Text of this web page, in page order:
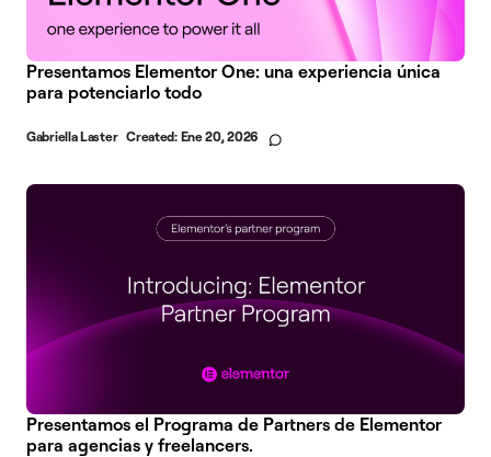
Presentamos Elementor One: una experiencia única
para potenciarlo todo
Gabriella Laster Created: Ene 20, 2026
Presentamos el Programa de Partners de Elementor
para agencias y freelancers.